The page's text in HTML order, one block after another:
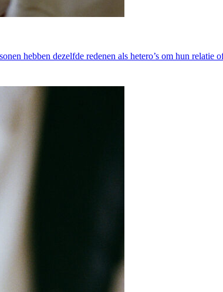
hebben dezelfde redenen als hetero’s om hun